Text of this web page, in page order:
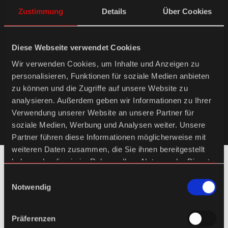
Zustimmung Details Über Cookies
Diese Webseite verwendet Cookies
Wir verwenden Cookies, um Inhalte und Anzeigen zu
personalisieren, Funktionen für soziale Medien anbieten
zu können und die Zugriffe auf unsere Website zu
analysieren. Außerdem geben wir Informationen zu Ihrer
Verwendung unserer Website an unsere Partner für
soziale Medien, Werbung und Analysen weiter. Unsere
Partner führen diese Informationen möglicherweise mit
weiteren Daten zusammen, die Sie ihnen bereitgestellt
haben oder die sie im Rahmen Ihrer Nutzung der Dienste
Notwendig
Präferenzen
SONSTIGES
Lieferung und Zahlung
Die Lieferung erfolgt innerhalb Deutschlands regelmäßig mit GLS
(Keine Inseln, keine Packstationen! Hier ist bei Bedarf DHL als
Versand in das europäische Ausland (Euro-Raum) erfolgt